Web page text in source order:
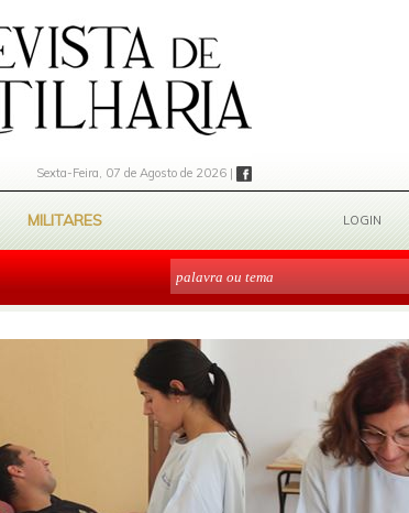
Sexta-Feira, 07 de Agosto de 2026 |
MILITARES LOGIN